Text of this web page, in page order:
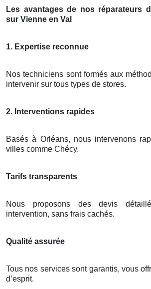
Les avantages de nos réparateurs
sur Vienne en Val
1. Expertise reconnue
Nos techniciens sont formés aux
intervenir sur tous types de stores.
2. Interventions rapides
Basés à Orléans, nous intervenons
villes comme Chécy.
Tarifs transparents
Nous proposons des devis
intervention, sans frais cachés.
Qualité assurée
Tous nos services sont garantis, vous
d’esprit.